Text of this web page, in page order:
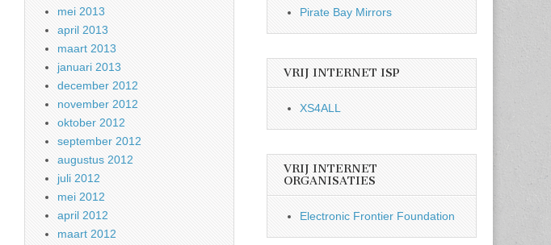
mei 2013
april 2013
maart 2013
januari 2013
december 2012
november 2012
oktober 2012
september 2012
augustus 2012
juli 2012
mei 2012
april 2012
maart 2012
Pirate Bay Mirrors
VRIJ INTERNET ISP
XS4ALL
VRIJ INTERNET
ORGANISATIES
Electronic Frontier Foundation